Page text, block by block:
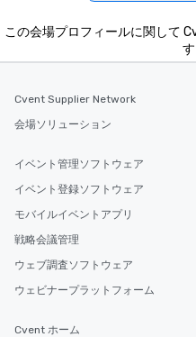
この会場プロフィールに関して
す
Cvent Supplier Network
会場ソリューション
イベント管理ソフトウェア
イベント登録ソフトウェア
モバイルイベントアプリ
戦略会議管理
ウェブ調査ソフトウェア
ウェビナープラットフォーム
Cvent ホーム